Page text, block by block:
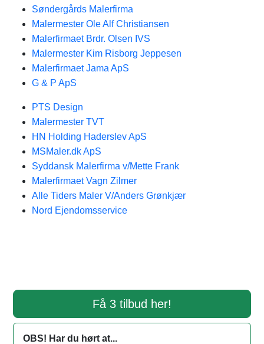
Søndergårds Malerfirma
Malermester Ole Alf Christiansen
Malerfirmaet Brdr. Olsen IVS
Malermester Kim Risborg Jeppesen
Malerfirmaet Jama ApS
G & P ApS
PTS Design
Malermester TVT
HN Holding Haderslev ApS
MSMaler.dk ApS
Syddansk Malerfirma v/Mette Frank
Malerfirmaet Vagn Zilmer
Alle Tiders Maler V/Anders Grønkjær
Nord Ejendomsservice
Få 3 tilbud her!
OBS! Har du hørt at...